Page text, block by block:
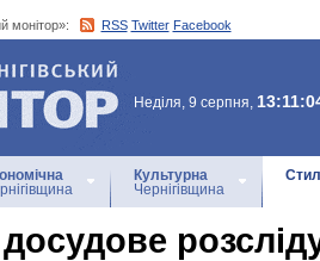
монітор»: RSS Twitter Facebook
монітор»
Неділя, 9 серпня,
Культурна
Чернігівщина